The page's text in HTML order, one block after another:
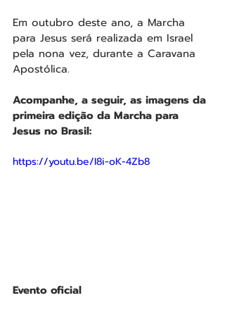
Em outubro deste ano, a Marcha
para Jesus será realizada em Israel
pela nona vez, durante a Caravana
Apostólica.
Acompanhe, a seguir, as imagens da
primeira edição da Marcha para
Jesus no Brasil:
https://youtu.be/I8i-oK-4Zb8
Evento oficial